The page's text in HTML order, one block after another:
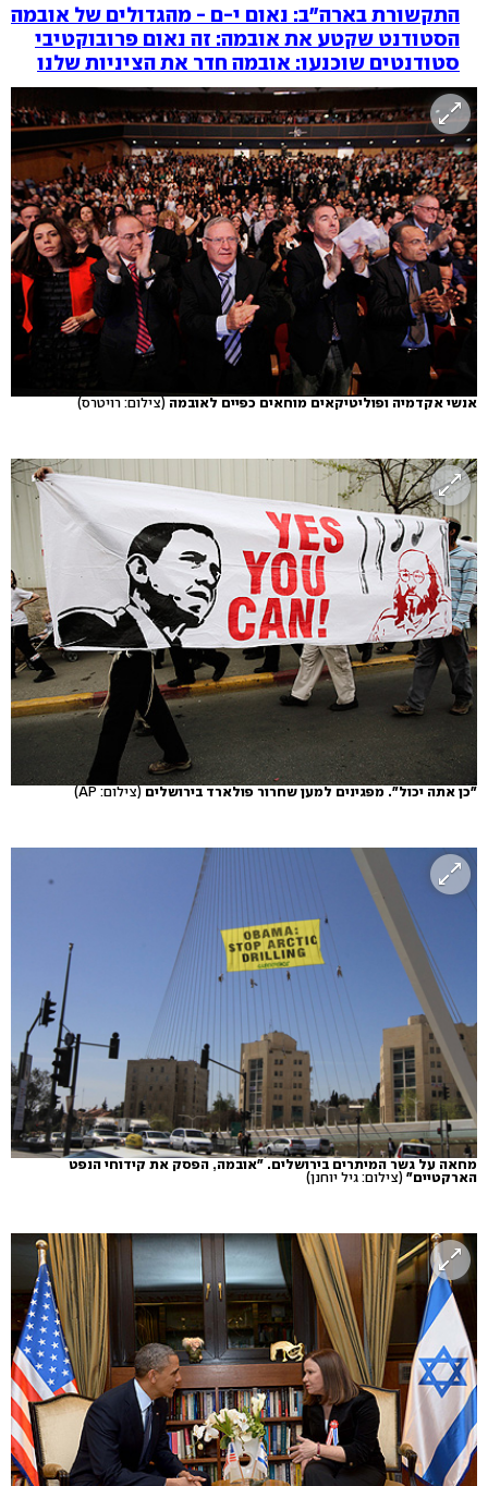
התקשורת בארה"ב: נאום י-ם - מהגדולים של אובמה
הסטודנט שקטע את אובמה: זה נאום פרובוקטיבי
סטודנטים שוכנעו: אובמה חדר את הציניות שלנו
אנשי אקדמיה ופוליטיקאים מוחאים כפיים לאובמה (צילום: רויטרס)
"כן אתה יכול". מפגינים למען שחרור פולארד בירושלים (צילום: AP)
מחאה על גשר המיתרים בירושלים. "אובמה, הפסק את קידוחי הנפט
הארקטיים" (צילום: גיל יוחנן)